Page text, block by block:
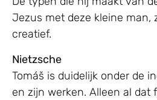
Jezus met deze kleine man,
creatief.
Nietzsche
Tomáš is duidelijk onder de
en zijn werken. Alleen al dat